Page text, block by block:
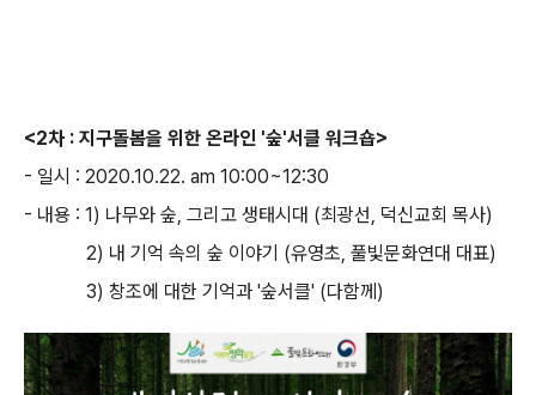
<2차 : 지구돌봄을 위한 온라인 '숲'서클 워크숍>
- 일시 : 2020.10.22. am 10:00~12:30
- 내용 : 1) 나무와 숲, 그리고 생태시대 (최광선, 덕신교회 목사)
2) 내 기억 속의 숲 이야기 (유영초, 풀빛문화연대 대표)
3) 창조에 대한 기억과 '숲서클' (다함께 )